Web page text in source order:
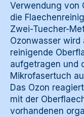
Verwendung von
die
Zwei-Tuecher-
Ozonwasser wird
reinigende
aufgetragen und
Mikrofasertuch
Das Ozon
mit der
vorhandenen